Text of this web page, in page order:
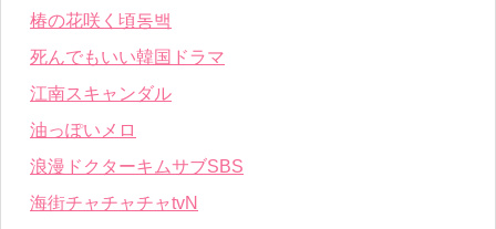
椿の花咲く頃동백
死んでもいい韓国ドラマ
江南スキャンダル
油っぽいメロ
浪漫ドクターキムサブSBS
海街チャチャチャtvN